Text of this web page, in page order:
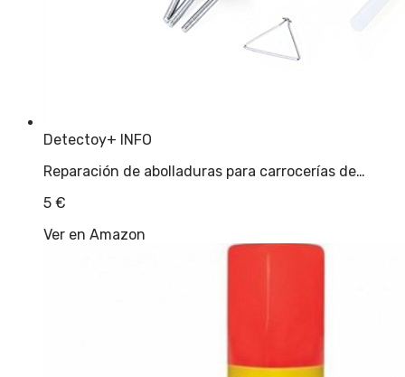
Detectoy+ INFO
Reparación de abolladuras para carrocerías de…
5 €
Ver en Amazon